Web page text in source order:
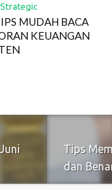
MUDAH BACA
KEUANGAN
Tips
dan